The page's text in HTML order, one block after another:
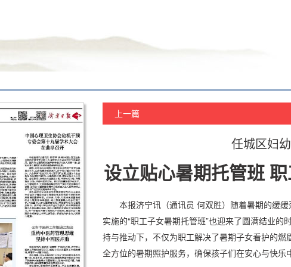
上一篇
任城区妇
设立贴心暑期托管班
本报济宁讯（通讯员 何双胜）随着暑期的缓
实施的“职工子女暑期托管班”也迎来了圆满结业的
持与推动下，不仅为职工解决了暑期子女看护的燃
全方位的暑期照护服务，确保孩子们在安心与快乐